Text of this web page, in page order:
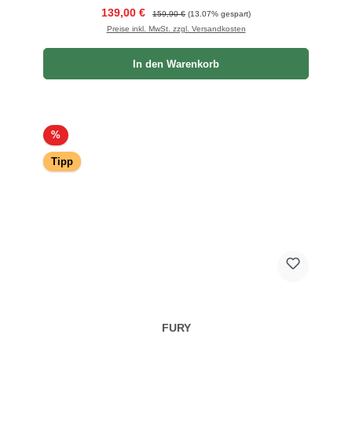
Verkaufspreis:
139,00 € Regulärer Preis:
159,90 € (13.07% gespart)
Preise inkl. MwSt. zzgl. Versandkosten
In den Warenkorb
%Rabatt
Tipp
FURY